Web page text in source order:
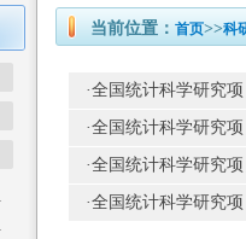
当前位置： 首页>>科
·全国统计科学研究
·全国统计科学研究
·全国统计科学研究
·全国统计科学研究